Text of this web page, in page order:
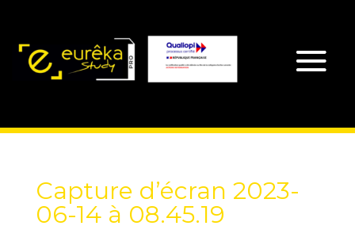
Capture d’écran 2023-
06-14 à 08.45.19